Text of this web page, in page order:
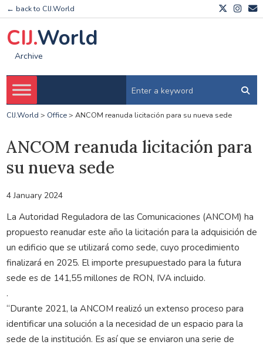
← back to CIJ.World
CIJ.World
Archive
CIJ.World > Office> ANCOM reanuda licitación para su nueva sede
ANCOM reanuda licitación para
su nueva sede
4 January 2024
La Autoridad Reguladora de las Comunicaciones (ANCOM) ha
propuesto reanudar este año la licitación para la adquisición de
un edificio que se utilizará como sede, cuyo procedimiento
finalizará en 2025. El importe presupuestado para la futura
sede es de 141,55 millones de RON, IVA incluido.
.
“Durante 2021, la ANCOM realizó un extenso proceso para
identificar una solución a la necesidad de un espacio para la
sede de la institución. Es así que se enviaron una serie de